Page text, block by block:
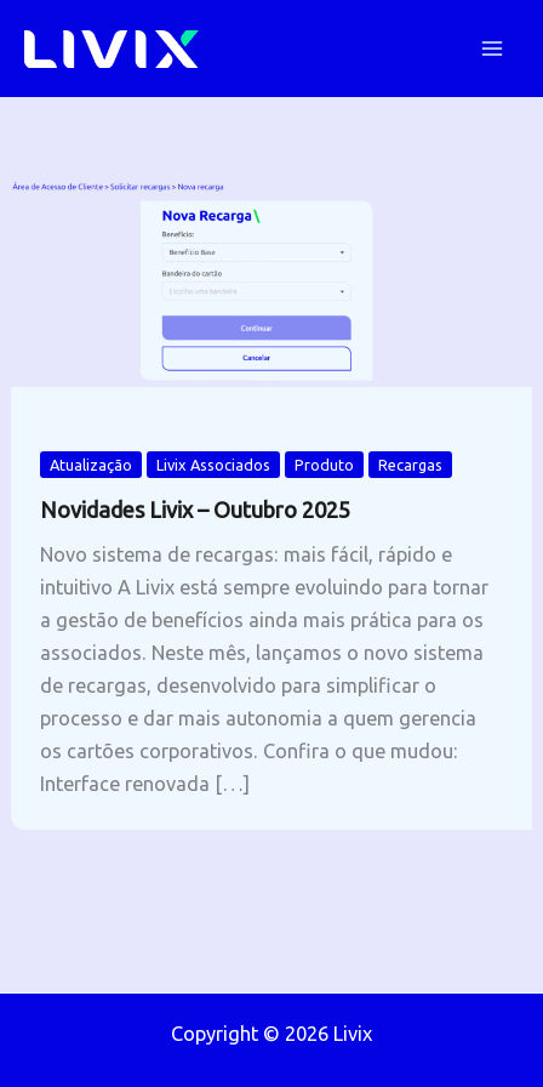
Atualização Livix Associados Produto Recargas
Novidades Livix – Outubro 2025
Novo sistema de recargas: mais fácil, rápido e
intuitivo A Livix está sempre evoluindo para tornar
a gestão de benefícios ainda mais prática para os
associados. Neste mês, lançamos o novo sistema
de recargas, desenvolvido para simplificar o
processo e dar mais autonomia a quem gerencia
os cartões corporativos. Confira o que mudou:
Interface renovada […]
Copyright © 2026 Livix